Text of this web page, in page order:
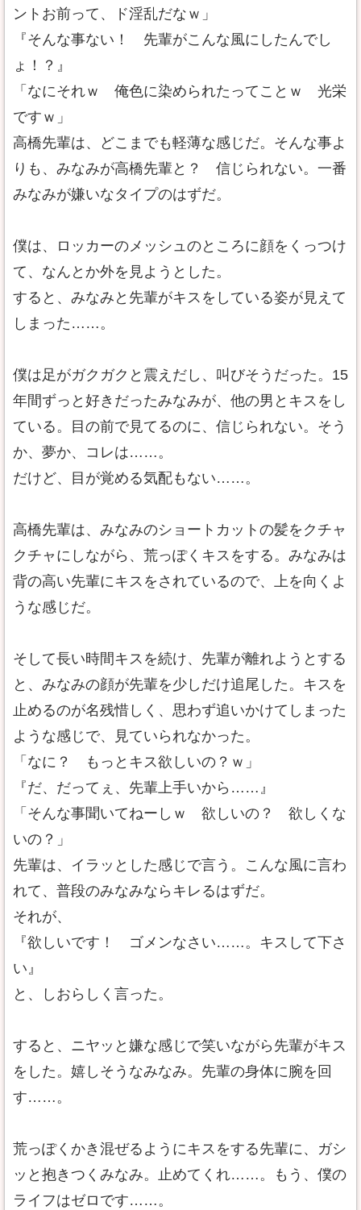
ントお前って、ド淫乱だなｗ」
『そんな事ない！ 先輩がこんな風にしたんでし
ょ！？』
「なにそれｗ 俺色に染められたってことｗ 光栄
ですｗ」
高橋先輩は、どこまでも軽薄な感じだ。そんな事よ
りも、みなみが高橋先輩と？ 信じられない。一番
みなみが嫌いなタイプのはずだ。
僕は、ロッカーのメッシュのところに顔をくっつけ
て、なんとか外を見ようとした。
すると、みなみと先輩がキスをしている姿が見えて
しまった……。
僕は足がガクガクと震えだし、叫びそうだった。15
年間ずっと好きだったみなみが、他の男とキスをし
ている。目の前で見てるのに、信じられない。そう
か、夢か、コレは……。
だけど、目が覚める気配もない……。
高橋先輩は、みなみのショートカットの髪をクチャ
クチャにしながら、荒っぽくキスをする。みなみは
背の高い先輩にキスをされているので、上を向くよ
うな感じだ。
そして長い時間キスを続け、先輩が離れようとする
と、みなみの顔が先輩を少しだけ追尾した。キスを
止めるのが名残惜しく、思わず追いかけてしまった
ような感じで、見ていられなかった。
「なに？ もっとキス欲しいの？ｗ」
『だ、だってぇ、先輩上手いから……』
「そんな事聞いてねーしｗ 欲しいの？ 欲しくな
いの？」
先輩は、イラッとした感じで言う。こんな風に言わ
れて、普段のみなみならキレるはずだ。
それが、
『欲しいです！ ゴメンなさい……。キスして下さ
い』
と、しおらしく言った。
すると、ニヤッと嫌な感じで笑いながら先輩がキス
をした。嬉しそうなみなみ。先輩の身体に腕を回
す……。
荒っぽくかき混ぜるようにキスをする先輩に、ガシ
ッと抱きつくみなみ。止めてくれ……。もう、僕の
ライフはゼロです……。